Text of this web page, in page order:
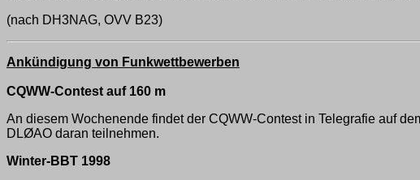
(nach DH3NAG, OVV B23)
Ankündigung von Funkwettbewerben
CQWW-Contest auf 160 m
An diesem Wochenende findet der CQWW-Contest in Telegrafie auf
DLØAO daran teilnehmen.
Winter-BBT 1998